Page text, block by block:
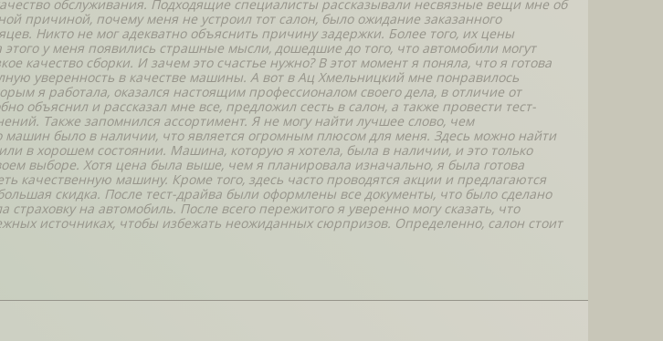
обслуживания. Подходящие специалисты рассказывали несвязные вещи мне об
причиной, почему меня не устроил тот салон, было ожидание заказанного
Никто не мог адекватно объяснить причину задержки. Более того, их цены
у меня появились страшные мысли, дошедшие до того, что автомобили могут
качество сборки. И зачем это счастье нужно? В этот момент я поняла, что я готова
уверенность в качестве машины. А вот в Ац Хмельницкий мне понравилось
я работала, оказался настоящим профессионалом своего дела, в отличие от
объяснил и рассказал мне все, предложил сесть в салон, а также провести тест-
Также запомнился ассортимент. Я не могу найти лучшее слово, чем
машин было в наличии, что является огромным плюсом для меня. Здесь можно найти
в хорошем состоянии. Машина, которую я хотела, была в наличии, и это только
выборе. Хотя цена была выше, чем я планировала изначально, я была готова
качественную машину. Кроме того, здесь часто проводятся акции и предлагаются
скидка. После тест-драйва были оформлены все документы, что было сделано
на автомобиль. После всего пережитого я уверенно могу сказать, что
источниках, чтобы избежать неожиданных сюрпризов. Определенно, салон стоит